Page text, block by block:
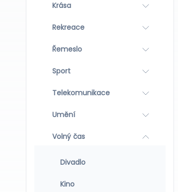
Krása
Rekreace
Řemeslo
Sport
Telekomunikace
Umění
Volný čas
Divadlo
Kino